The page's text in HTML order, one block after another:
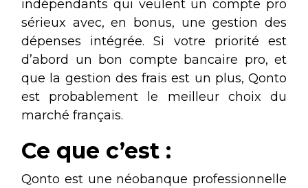
indépendants qui veulent un compte pro
sérieux avec, en bonus, une gestion des
dépenses intégrée. Si votre priorité est
d’abord un bon compte bancaire pro, et
que la gestion des frais est un plus, Qonto
est probablement le meilleur choix du
marché français.
Ce que c’est :
Qonto est une néobanque professionnelle